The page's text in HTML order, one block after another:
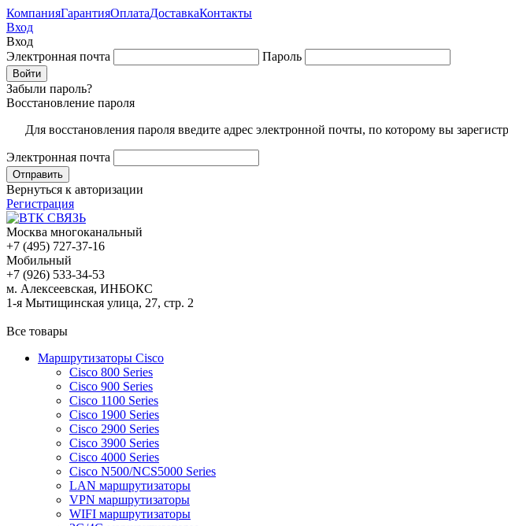
КомпанияГарантияОплатаДоставкаКонтакты
Вход
Вход
Электронная почта
Пароль
Забыли пароль?
Восстановление пароля
Для восстановления пароля введите адрес электронной почты, по которому вы
Электронная почта
Вернуться к авторизации
Регистрация
Москва многоканальный
+7 (495) 727-37-16
Мобильный
+7 (926) 533-34-53
м. Алексеевская, ИНБОКС
1-я Мытищинская улица, 27, стр. 2
Все товары
Маршрутизаторы Cisco
Cisco 800 Series
Cisco 900 Series
Cisco 1100 Series
Cisco 1900 Series
Cisco 2900 Series
Cisco 3900 Series
Cisco 4000 Series
Cisco N500/NCS5000 Series
LAN маршрутизаторы
VPN маршрутизаторы
WIFI маршрутизаторы